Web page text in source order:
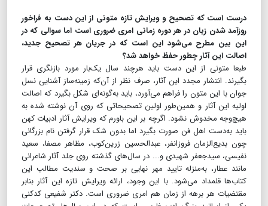
درست است که تصحیح و ویرایش تازه متونی از این دست به فراخور
روزآمد شدن زبان در هر دوره زمانی امری ضروری است اما سوالی که در
این بین مطرح می‌شود این است که در جریان هر تصحیح جدید،
اصالت این آثار چطور حفظ خواهد شد؟
طبعا متونی از این دست باید هرچند سال یک‌بار مورد بازنگری قرار
بگیرند. انتشار مجدد این آثار، صرف ‌نظر از آن‌که زمینه‌ساز آشنایی نسل
جوان با این متون را فراهم می‌آورد، باید به‌گونه‌ای شکل بگیرد که اصالت
اولیه این آثار و همین‌طور اولین تصحیحاتی که روی آن نوشته شده به‌
هیچ‌وجه مخدوش نشود. اگرچه بر این باورم که ویرایش آثار ادبیات کهن
باید به‌دست اهل فن صورت بگیرد اما بدون ‌شک قرار گرفتن نام بزرگانی
چون بدیع‌الزمان فروزانفر، عبدالحسین زرین‌کوب، مظاهر مصفا، سعید
نفیسی، سیدجعفر شهیدی و... در سال‌های گذشته روی جلد آثار شاعرانی
مانند عطار، به‌منزله تایید مهر نهایی بر صحت و سندیت مطالب این
کتاب‌ها قلمداد می‌شود. با این وجود، ارائه ویرایش تازه این آثار بنابر
مقتضیات هر برهه از زمان هم امری ضروری است. دکتر شفیعی کدکنی